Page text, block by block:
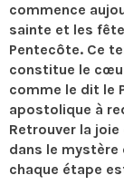
commence
sainte et les
Pentecôte. Ce
constitue le
comme le dit le
apostolique à
Retrouver la
dans le mystère
chaque étape